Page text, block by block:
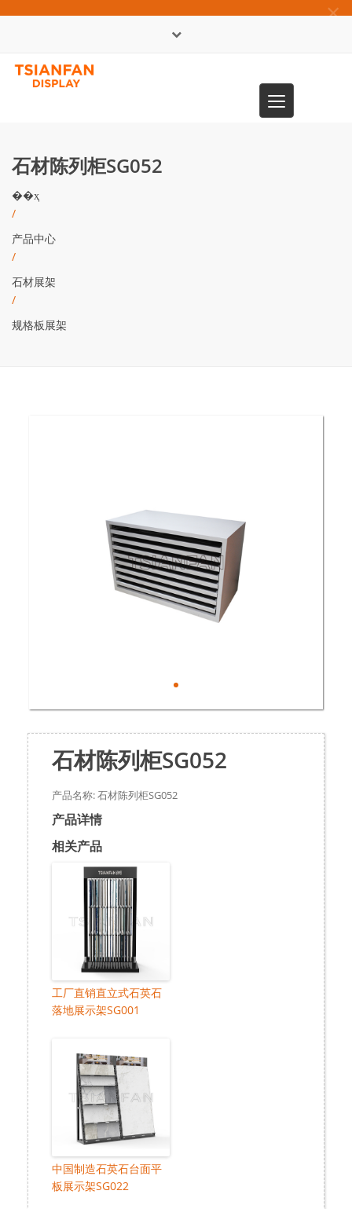
×
Toggle
navigation
石材陈列柜SG052
��ҳ
/
产品中心
/
石材展架
/
规格板展架
石材陈列柜SG052
产品名称: 石材陈列柜SG052
产品详情
相关产品
工厂直销直立式石英石
落地展示架SG001
中国制造石英石台面平
板展示架SG022